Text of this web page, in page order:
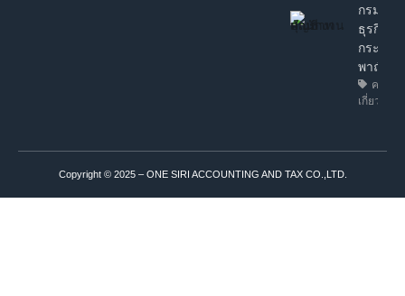
กรมพัฒ
ธุรกิจก
กระทรว
พาณิชย์
ความ
เกี่ยวกับธุ
Copyright © 2025 – ONE SIRI ACCOUNTING AND TAX CO.,LTD.